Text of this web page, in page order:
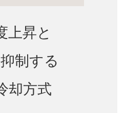
上昇と
制する
却方式